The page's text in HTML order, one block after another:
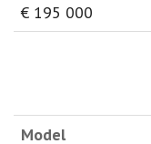
€ 195 000